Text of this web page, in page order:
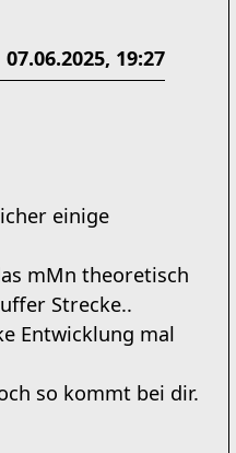
07.06.2025, 19:27
einige
mMn theoretisch
Strecke..
Entwicklung mal
so kommt bei dir.